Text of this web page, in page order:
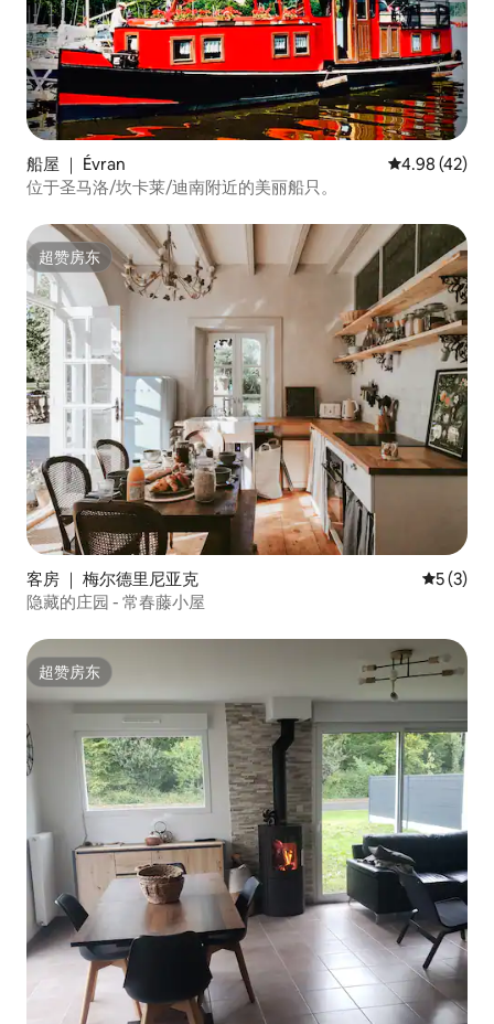
船屋 ｜ Évran 平均评分
4.98 (42)
位于圣马洛/坎卡莱/迪南附近的美丽船只。
超赞房东
超赞房东
客房 ｜ 梅尔德里尼亚克 平均评分
5 (3)
隐藏的庄园 - 常春藤小屋
超赞房东
超赞房东